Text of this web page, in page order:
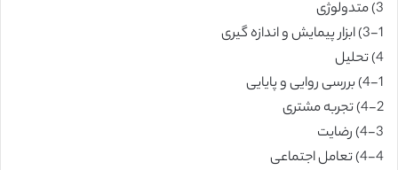
3) متدولوژی
3-1) ابزار پیمایش و اندازه گیری
4) تحلیل
4-1) بررسی روایی و پایایی
4-2) تجربه مشتری
4-3) رضایت
4-4) تعامل اجتماعی